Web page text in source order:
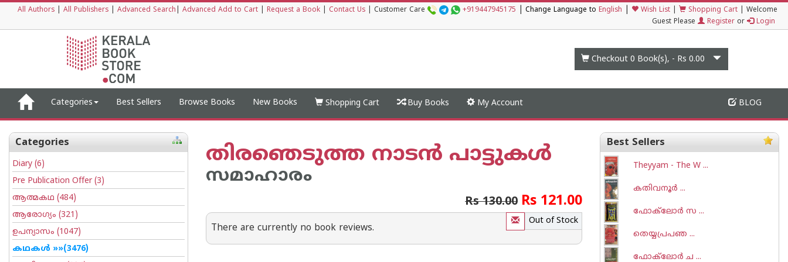
All Authors All Publishers Advanced Search Advanced Add to Cart Request a Book Contact Us Customer Care +919447945175 Change Language to English Wish List Shopping Cart
Welcome
Guest Please
Register or Login
Checkout 0 Book(s), - Rs 0.00
Categories Best Sellers Browse Books New Books Shopping Cart Buy Books My Account BLOG
Categories
Diary (6)
Pre Publication Offer(3)
ആത്മകഥ (484)
ആരോഗ്യം (321)
ഉപന്യാസം (1047)
കഥകള്‍ »»(3476)
തിരഞെടുത്ത നാട‌ന്‍ പാട്ടുകള്‍
സമാഹാരം
Rs 130.00 Rs 121.00
Out of Stock
There are currently no book reviews.
Best Sellers
Theyyam - The W ...
കതിവനൂര്‍ ...
ഫോക്‌ലോർ സ ...
തെയ്യപ്രപഞ ...
ഫോക്‌ലോർ ച ...